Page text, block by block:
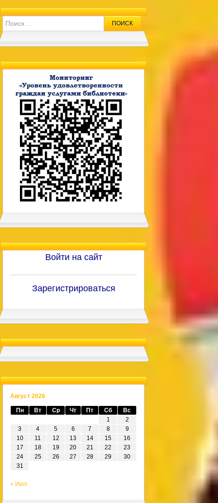
Search for:
Войти на сайт
Зарегистрироваться
Август 2026
Пн Вт Ср Чт Пт Сб
Вс
1
2
3
4 5 6 7 8
9
10
11 12 13 14 15
16
17
18 19 20 21 22
23
24
25 26 27 28 29
30
31
« Июл